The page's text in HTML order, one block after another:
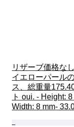
リザーブ価格な
イエローパール
ス、総重量
ト oui. - Height:
Width: 8 mm-